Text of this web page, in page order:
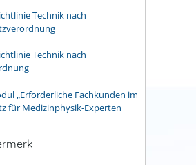
Technik nach
Technik nach
„Erforderliche Fachkunden im
für Medizinphysik-Experten